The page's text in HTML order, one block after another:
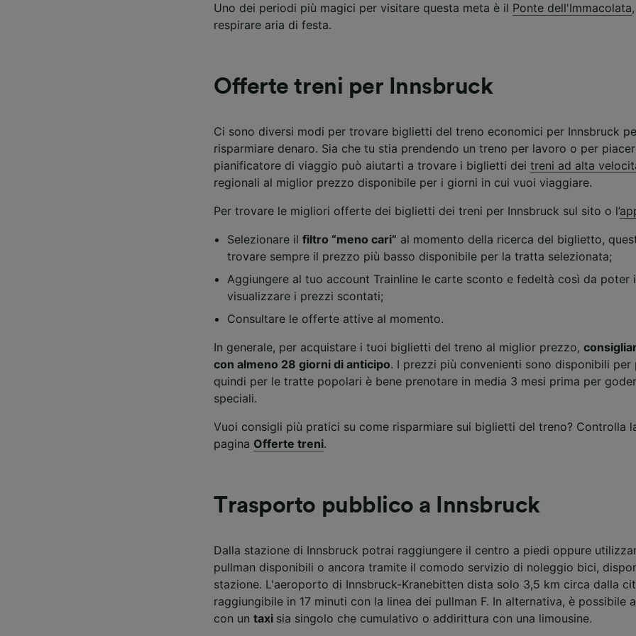
Uno dei periodi più magici per visitare questa meta è il Ponte dell'Immacolata
respirare aria di festa.
Offerte treni per Innsbruck
Ci sono diversi modi per trovare biglietti del treno economici per Innsbruck
risparmiare denaro. Sia che tu stia prendendo un treno per lavoro o per
pianificatore di viaggio può aiutarti a trovare i biglietti deitreni ad alta
regionali al miglior prezzo disponibile per i giorni in cui vuoi viaggiare.
Per trovare le migliori offerte dei biglietti dei treni per Innsbruck sul sito o l’
Selezionare ilfiltro “meno cari” al momento della ricerca del biglietto,
trovare sempre il prezzo più basso disponibile per la tratta selezionata;
Aggiungere al tuo account Trainline le carte sconto e fedeltà così da poter
visualizzare i prezzi scontati;
Consultare le offerte attive al momento.
In generale, per acquistare i tuoi biglietti del treno al miglior prezzo,
con almeno 28 giorni di anticipo. I prezzi più convenienti sono disponibili
quindi per le tratte popolari è bene prenotare in media 3 mesi prima per
speciali.
Vuoi consigli più pratici su come risparmiare sui biglietti del treno? Controlla
pagina Offerte treni.
Trasporto pubblico a Innsbruck
Dalla stazione di Innsbruck potrai raggiungere il centro a piedi oppure
pullman disponibili o ancora tramite il comodo servizio di noleggio bici,
stazione. L'aeroporto di Innsbruck-Kranebitten dista solo 3,5 km circa dalla
raggiungibile in 17 minuti con la linea dei pullman F. In alternativa, è possibile
con untaxi sia singolo che cumulativo o addirittura con una limousine.
Elenco dei partner (fornitori)